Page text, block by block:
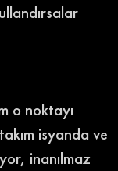
o noktayı
isyanda ve
inanılmaz